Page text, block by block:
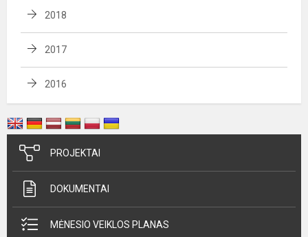
2018
2017
2016
PROJEKTAI
DOKUMENTAI
MĖNESIO VEIKLOS PLANAS